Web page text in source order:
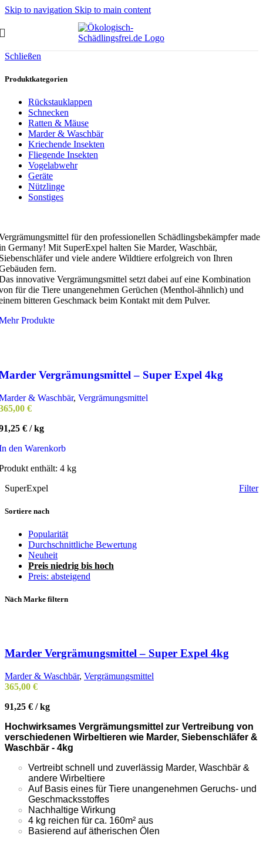
Skip to navigation Skip to main content
Schließen
Produktkategorien
Rückstauklappen
Schnecken
Ratten & Mäuse
Marder & Waschbär
Kriechende Insekten
Fliegende Insekten
Vogelabwehr
Geräte
Nützlinge
Sonstiges
für den professionellen Schädlingsbekämpfer made
Germany! Mit SuperExpel halten Sie Marder, Waschbär,
und viele andere Wildtiere erfolgreich von Ihren
fern.
innovative Vergrämungsmittel setzt dabei auf eine Kombination
für die Tiere unangenehmen Gerüchen (Menthol-ähnlich) und
bitteren Geschmack beim Kontakt mit dem Pulver.
Produkte
Vergrämungsmittel – Super Expel 4kg
& Waschbär, Vergrämungsmittel
€
€ /kg
den Warenkorb
enthält: 4 kg
SuperExpel
Filter
Sortiere nach
Popularität
Durchschnittliche Bewertung
Neuheit
Preis niedrig bis hoch
Preis: absteigend
Nach Marke filtern
Marder Vergrämungsmittel – Super Expel 4kg
Marder & Waschbär, Vergrämungsmittel
365,00 €
91,25 € /kg
Hochwirksames Vergrämungsmittel zur Vertreibung von
verschiedenen Wirbeltieren wie Marder, Siebenschläfer &
Waschbär - 4kg
Vertreibt schnell und zuverlässig Marder, Waschbär &
andere Wirbeltiere
Auf Basis eines für Tiere unangenehmen Geruchs- und
Geschmacksstoffes
Nachhaltige Wirkung
4 kg reichen für ca. 160m² aus
Basierend auf ätherischen Ölen